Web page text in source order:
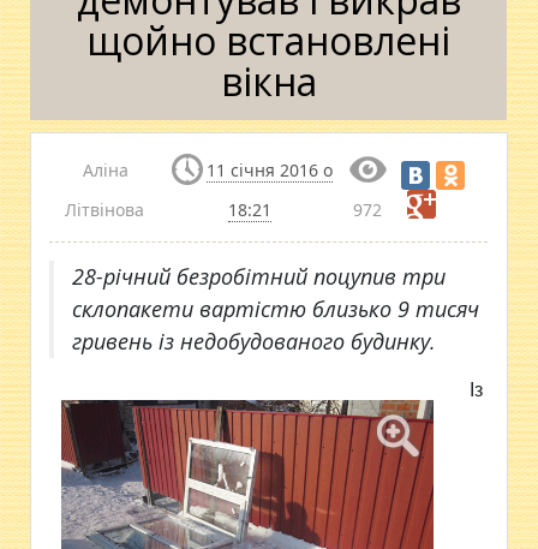
щойно встановлені
вікна
Аліна
Літвінова
11 січня 2016 о
18:21
972
28-річний безробітний поцупив три
склопакети вартістю близько 9 тисяч
гривень із недобудованого будинку.
Із